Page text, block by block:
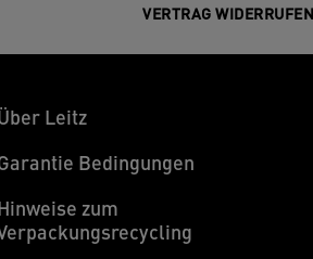
VERTRAG WIDERRUFEN
Leitz
Bedingungen
zum